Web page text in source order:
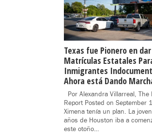
Texas fue Pionero en dar
Matrículas Estatales
Inmigrantes
Ahora está Dando
Por Alexandra Villarreal, The
Report Posted on September
Ximena tenía un plan. La
años de Houston iba a
este otoño…